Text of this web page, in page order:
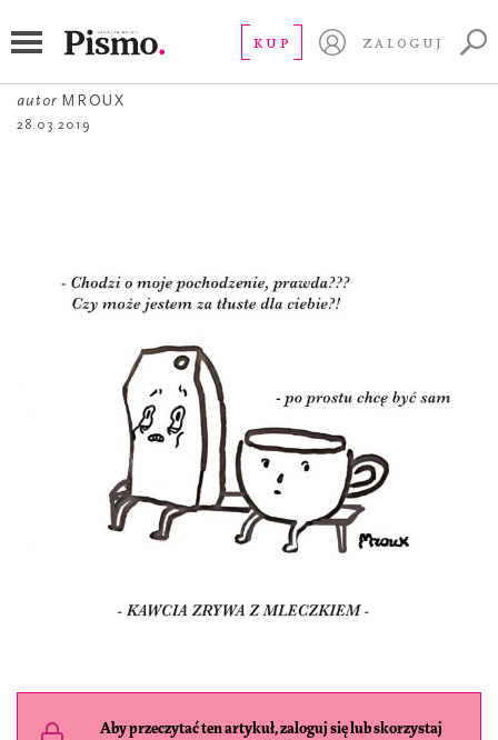
KUP ZALOGUJ
Zerwanie
autor MROUX
28.03.2019
Aby przeczytać ten artykuł, zaloguj się lub skorzystaj